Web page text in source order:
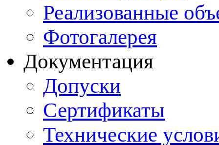
Реализованные
Фотогалерея
Документация
Допуски
Сертификаты
Технические